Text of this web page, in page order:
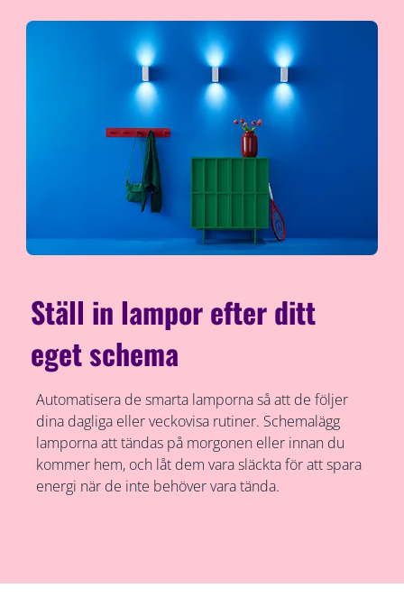
Ställ in lampor efter ditt
eget schema
Automatisera de smarta lamporna så att de följer
dina dagliga eller veckovisa rutiner. Schemalägg
lamporna att tändas på morgonen eller innan du
kommer hem, och låt dem vara släckta för att spara
energi när de inte behöver vara tända.